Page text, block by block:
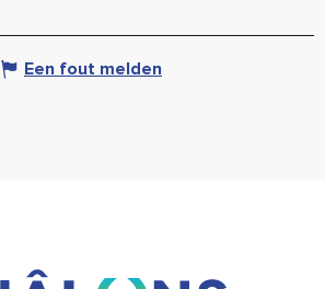
Een fout melden